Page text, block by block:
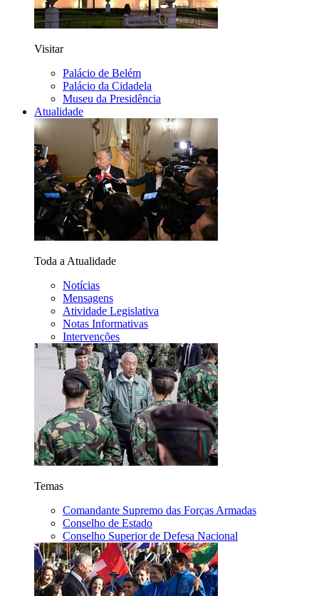
Visitar
Palácio de Belém
Palácio da Cidadela
Museu da Presidência
Atualidade
Toda a Atualidade
Notícias
Mensagens
Atividade Legislativa
Notas Informativas
Intervenções
Temas
Comandante Supremo das Forças Armadas
Conselho de Estado
Conselho Superior de Defesa Nacional